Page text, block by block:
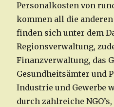
Personalkosten von
kommen all die
finden sich unter dem
Regionsverwaltung,
Finanzverwaltung, das
Gesundheitsämter und
Industrie und Gewerbe
durch zahlreiche